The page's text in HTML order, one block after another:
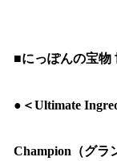
■にっぽんの宝物
​●＜Ultimate
Champion（グラ